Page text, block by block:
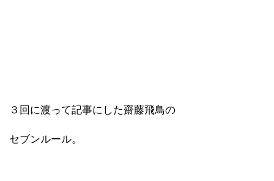
３回に渡って記事にした齋藤飛鳥の
セブンルール。